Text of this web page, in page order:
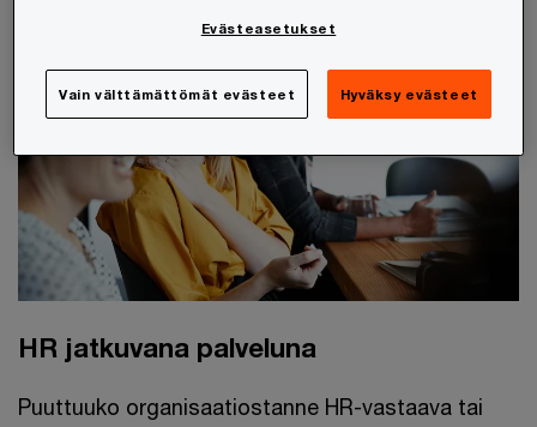
HR jatkuvana palveluna
Puuttuuko organisaatiostanne HR-vastaava tai
Evästeasetukset
Vain välttämättömät evästeet Hyväksy evästeet